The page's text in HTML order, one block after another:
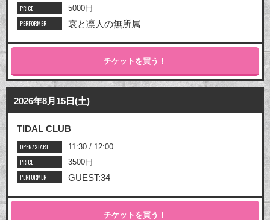
PRICE
5000円
PERFORMER
哀と凛人の無所属
チケットを買う！
2026年8月15日(土)
TIDAL CLUB
OPEN/START
11:30 / 12:00
PRICE
3500円
PERFORMER
GUEST:34
チケットを買う！